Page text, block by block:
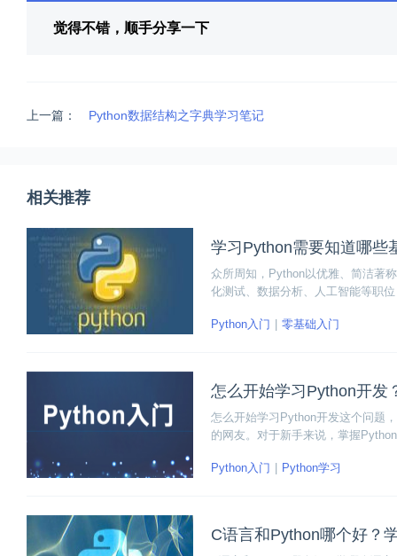
觉得不错，顺手分享一下
上一篇： Python数据结构之字典学习笔记
相关推荐
学习Python需要知道哪些
众所周知，Python以优雅、简洁著
化测试、数据分析、人工智能等职
Python入门
零基础入门
怎么开始学习Python开发
怎么开始学习Python开发这个问题
的网友。对于新手来说，掌握
Python入门
Python学习
C语言和Python哪个好？